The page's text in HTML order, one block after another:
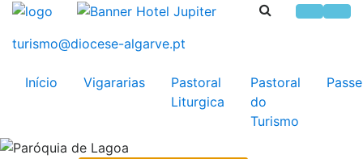
Início Vigararias
Pastoral
Liturgica
Pastoral
do
Turismo